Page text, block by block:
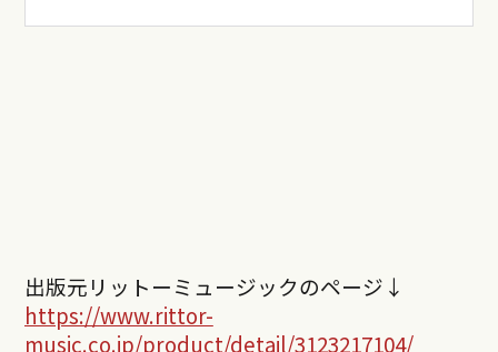
出版元リットーミュージックのページ↓
https://www.rittor-
music.co.jp/product/detail/3123217104/